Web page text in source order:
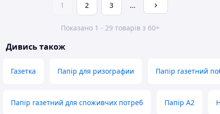
1 2 3 ...
Показано 1 - 29 товарів з 60+
Дивись також
Газетка Папір для ризографии Папір газетний
Папір газетний для споживчих потреб Папір А2